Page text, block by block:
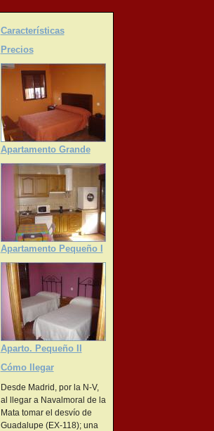
Características
Precios
Apartamento Grande
Apartamento Pequeño I
Aparto. Pequeño II
Cómo llegar
Desde Madrid, por la N-V,
al llegar a Navalmoral de la
Mata tomar el desvío de
Guadalupe (EX-118); una